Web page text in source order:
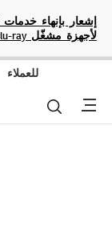
للعملاء
Menu بحث